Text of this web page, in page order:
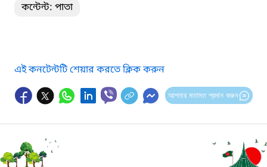
কন্টেন্ট: পাতা
এই কনটেন্টটি শেয়ার করতে ক্লিক করুন
আপনার মতামত প্রদান করুন